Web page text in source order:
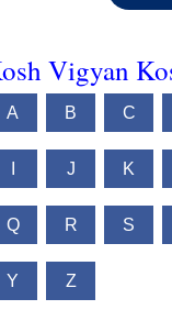
Vigyan
A B C
J K
Q R S
Y Z